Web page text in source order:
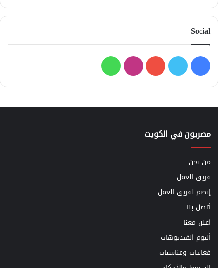
Social
فيسبوك
تويتر يوتيوبانستقرامواتساب
مصريون في الكويت
من نحن
فريق العمل
إنضم لفريق العمل
أتصل بنا
اعلن معنا
ألبوم الفيديوهات
فعاليات ومناسبات